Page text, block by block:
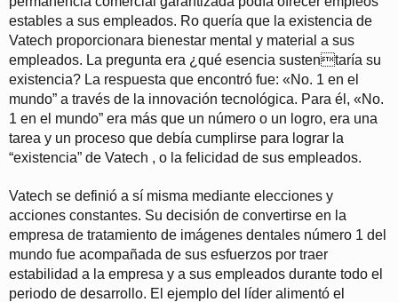
estables a sus empleados. Ro quería que la existencia de
Vatech proporcionara bienestar mental y material a sus
empleados. La pregunta era ¿qué esencia sustentaría su
existencia? La respuesta que encontró fue: «No. 1 en el
mundo” a través de la innovación tecnológica. Para él, «No.
1 en el mundo” era más que un número o un logro, era una
tarea y un proceso que debía cumplirse para lograr la
“existencia” de Vatech , o la felicidad de sus empleados.
Vatech se definió a sí misma mediante elecciones y
acciones constantes. Su decisión de convertirse en la
empresa de tratamiento de imágenes dentales número 1 del
mundo fue acompañada de sus esfuerzos por traer
estabilidad a la empresa y a sus empleados durante todo el
periodo de desarrollo. El ejemplo del líder alimentó el